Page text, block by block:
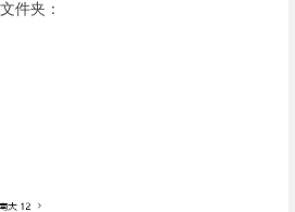
件夹：